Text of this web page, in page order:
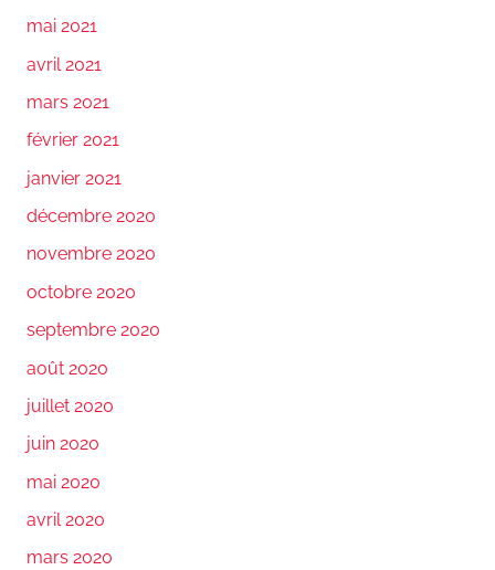
mai 2021
avril 2021
mars 2021
février 2021
janvier 2021
décembre 2020
novembre 2020
octobre 2020
septembre 2020
août 2020
juillet 2020
juin 2020
mai 2020
avril 2020
mars 2020